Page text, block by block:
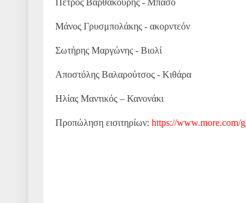
Μάνος Γρυσμπολάκης - ακορντεόν
Σωτήρης Μαργώνης - Βιολί
Αποστόλης Βαλαρούτσος - Κιθάρα
Ηλίας Μαντικός – Κανονάκι
Προπώληση εισιτηρίων: https://www.more.com/